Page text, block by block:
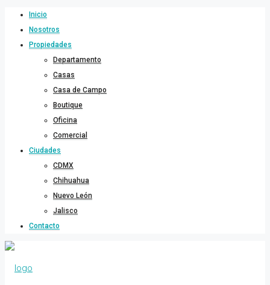
Inicio
Nosotros
Propiedades
Departamento
Casas
Casa de Campo
Boutique
Oficina
Comercial
Ciudades
CDMX
Chihuahua
Nuevo León
Jalisco
Contacto